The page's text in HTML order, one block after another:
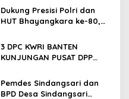
Dukung Presisi Polri dan
HUT Bhayangkara ke-80,
Cilegon Gelar Lomba
Kampung Bebas Dari
Narkoba di Lebak Denok
3 DPC KWRI BANTEN
KUNJUNGAN PUSAT DPP
Pemdes Sindangsari dan
BPD Desa Sindangsari